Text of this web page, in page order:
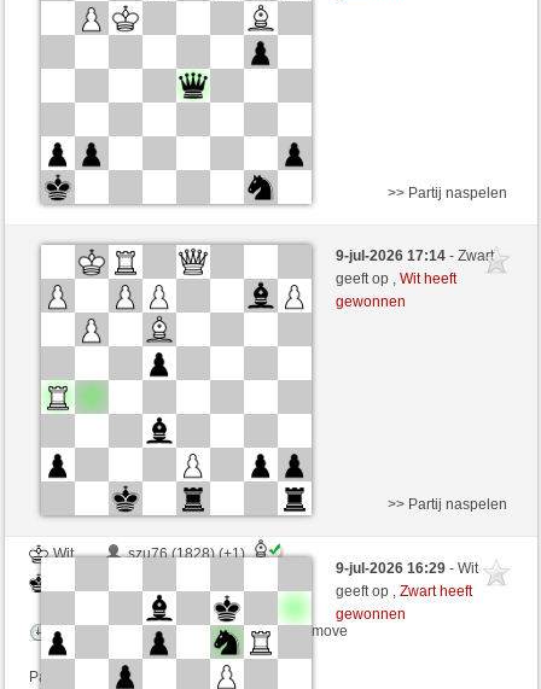
Wit
vermicino (1322) (+7)
Zwart
CienFuego (1109) (-7)
Speelduur: 3 minutes/side + 1 seconds/move
Partij telt mee voor de ranglijst
>> Partij naspelen
9-jul-2026 17:14- Zwart
geeft op ,Wit heeft
gewonnen
Wit
szu76 (1828) (+1)
Speelduur: 2 minutes/side + 0 seconds/move
Partij telt mee voor de ranglijst
>> Partij naspelen
9-jul-2026 16:29- Wit
geeft op ,Zwart heeft
gewonnen